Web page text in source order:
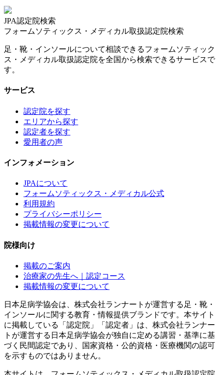
JPA認定院検索
フォームソティックス・メディカル取扱認定院検索
足・靴・インソールについて相談できるフォームソティック
ス・メディカル取扱認定院を全国から検索できるサービスで
す。
サービス
認定院を探す
エリアから探す
認定者を探す
愛用者の声
インフォメーション
JPAについて
フォームソティックス・メディカル公式
利用規約
プライバシーポリシー
掲載情報の変更について
院様向け
掲載のご案内
治療家の先生へ｜認定コース
掲載情報の変更について
日本足病学協会は、株式会社ランナートが運営する足・靴・
インソールに関する教育・情報提供ブランドです。本サイト
に掲載している「認定院」「認定者」は、株式会社ランナー
トが運営する日本足病学協会が独自に定める講習・基準に基
づく民間認定であり、国家資格・公的資格・医療機関の認可
を示すものではありません。